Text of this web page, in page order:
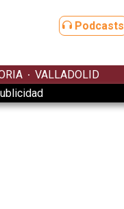
Podcasts
VALLADOLID